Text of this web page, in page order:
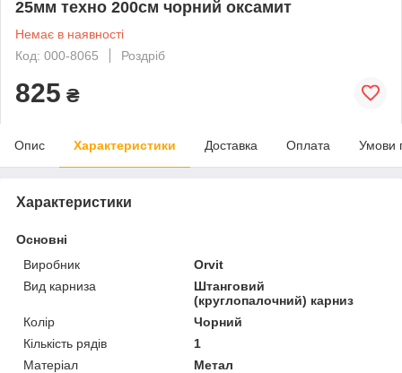
25мм техно 200см чорний оксамит
Немає в наявності
Код: 000-8065
Роздріб
825 ₴
Опис Характеристики Доставка Оплата Умови
Характеристики
Основні
Виробник
Orvit
Вид карниза
Штанговий
(круглопалочний) карниз
Колір
Чорний
Кількість рядів
1
Матеріал
Метал